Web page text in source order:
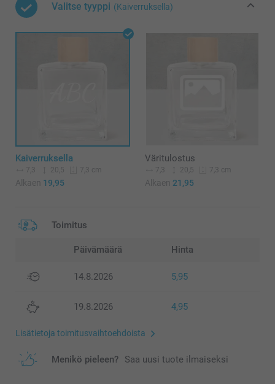
Valitse tyyppi (Kaiverruksella)
Kaiverruksella
7,3 20,5 7,3 cm
Alkaen 19,95
Väritulostus
7,3 20,5 7,3 cm
Alkaen 21,95
Toimitus
Päivämäärä Hinta
14.8.2026 5,95
19.8.2026 4,95
Lisätietoja toimitusvaihtoehdoista
Menikö pieleen? Saa uusi tuote ilmaiseksi